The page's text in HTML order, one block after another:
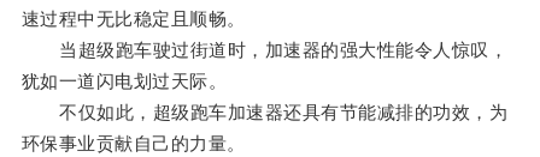
速过程中无比稳定且顺畅。
当超级跑车驶过街道时，加速器的强大性能令人惊叹，
犹如一道闪电划过天际。
不仅如此，超级跑车加速器还具有节能减排的功效，为
环保事业贡献自己的力量。